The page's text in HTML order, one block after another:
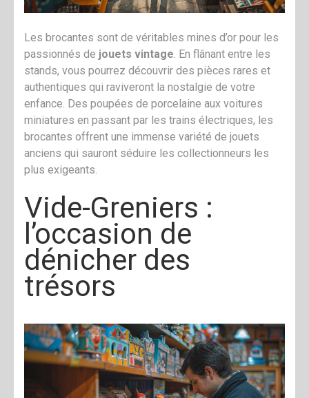
Les brocantes sont de véritables mines d’or pour les
passionnés de jouets vintage. En flânant entre les
stands, vous pourrez découvrir des pièces rares et
authentiques qui raviveront la nostalgie de votre
enfance. Des poupées de porcelaine aux voitures
miniatures en passant par les trains électriques, les
brocantes offrent une immense variété de jouets
anciens qui sauront séduire les collectionneurs les
plus exigeants.
Vide-Greniers :
l’occasion de
dénicher des
trésors